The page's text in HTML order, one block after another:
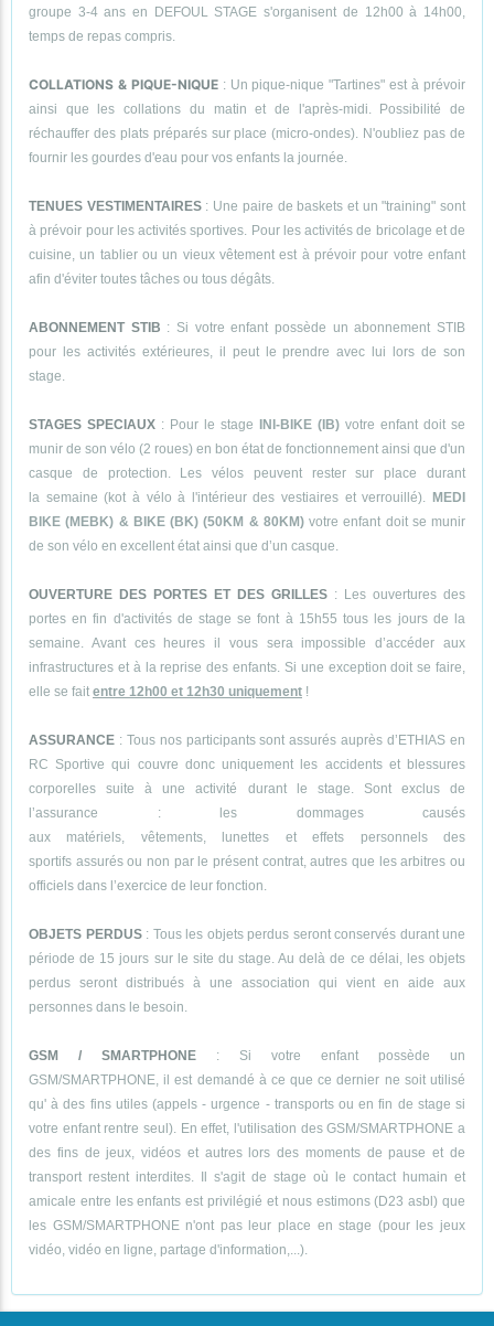
groupe 3-4 ans en DEFOUL STAGE s'organisent de 12h00 à 14h00,
temps de repas compris.
COLLATIONS & PIQUE-NIQUE: Un pique-nique "Tartines" est à prévoir
ainsi que les collations du matin et de l'après-midi. Possibilité de
réchauffer des plats préparés sur place (micro-ondes). N'oubliez pas de
fournir les gourdes d'eau pour vos enfants la journée.
TENUES VESTIMENTAIRES: Une paire de baskets et un "training" sont
à prévoir pour les activités sportives. Pour les activités de bricolage et de
cuisine, un tablier ou un vieux vêtement est à prévoir pour votre enfant
afin d'éviter toutes tâches ou tous dégâts.
ABONNEMENT STIB : Si votre enfant possède un abonnement STIB
pour les activités extérieures, il peut le prendre avec lui lors de son
stage.
STAGES SPECIAUX : Pour le stage INI-BIKE (IB) votre enfant doit se
munir de son vélo (2 roues) en bon état de fonctionnement ainsi que d'un
casque de protection. Les vélos peuvent rester sur place durant
la semaine (kot à vélo à l'intérieur des vestiaires et verrouillé). MEDI
BIKE (MEBK) & BIKE (BK) (50KM & 80KM) votre enfant doit se munir
de son vélo en excellent état ainsi que d’un casque.
OUVERTURE DES PORTES ET DES GRILLES : Les ouvertures des
portes en fin d'activités de stage se font à 15h55 tous les jours de la
semaine. Avant ces heures il vous sera impossible d’accéder aux
infrastructures et à la reprise des enfants. Si une exception doit se faire,
elle se fait entre 12h00 et 12h30 uniquement !
ASSURANCE : Tous nos participants sont assurés auprès d’ETHIAS en
RC Sportive qui couvre donc uniquement les accidents et blessures
corporelles suite à une activité durant le stage. Sont exclus de
l’assurance : les dommages causés
aux matériels, vêtements, lunettes et effets personnels des
sportifs assurés ou non par le présent contrat, autres que les arbitres ou
officiels dans l’exercice de leur fonction.
OBJETS PERDUS: Tous les objets perdus seront conservés durant une
période de 15 jours sur le site du stage. Au delà de ce délai, les objets
perdus seront distribués à une association qui vient en aide aux
personnes dans le besoin.
GSM / SMARTPHONE : Si votre enfant possède un
GSM/SMARTPHONE, il est demandé à ce que ce dernier ne soit utilisé
qu' à des fins utiles (appels - urgence - transports ou en fin de stage si
votre enfant rentre seul). En effet, l'utilisation des GSM/SMARTPHONE a
des fins de jeux, vidéos et autres lors des moments de pause et de
transport restent interdites. Il s'agit de stage où le contact humain et
amicale entre les enfants est privilégié et nous estimons (D23 asbl) que
les GSM/SMARTPHONE n'ont pas leur place en stage (pour les jeux
vidéo, vidéo en ligne, partage d'information,...).